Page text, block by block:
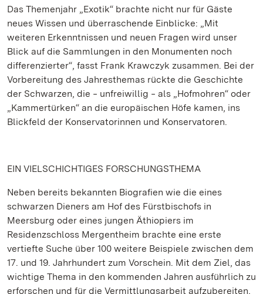
Das Themenjahr „Exotik“ brachte nicht nur für Gäste
neues Wissen und überraschende Einblicke: „Mit
weiteren Erkenntnissen und neuen Fragen wird unser
Blick auf die Sammlungen in den Monumenten noch
differenzierter“, fasst Frank Krawczyk zusammen. Bei der
Vorbereitung des Jahresthemas rückte die Geschichte
der Schwarzen, die ‒ unfreiwillig ‒ als „Hofmohren“ oder
„Kammertürken“ an die europäischen Höfe kamen, ins
Blickfeld der Konservatorinnen und Konservatoren.
EIN VIELSCHICHTIGES FORSCHUNGSTHEMA
Neben bereits bekannten Biografien wie die eines
schwarzen Dieners am Hof des Fürstbischofs in
Meersburg oder eines jungen Äthiopiers im
Residenzschloss Mergentheim brachte eine erste
vertiefte Suche über 100 weitere Beispiele zwischen dem
17. und 19. Jahrhundert zum Vorschein. Mit dem Ziel, das
wichtige Thema in den kommenden Jahren ausführlich zu
erforschen und für die Vermittlungsarbeit aufzubereiten,